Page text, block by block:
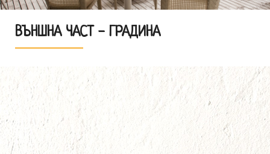
ВЪНШНА ЧАСТ - ГРАДИНА